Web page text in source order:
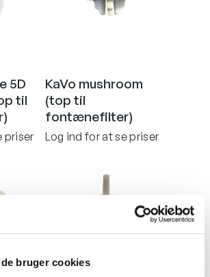
bruger cookies
5D
til
priser
KaVo mushroom
(top til
fontænefilter)
Log ind for at se priser